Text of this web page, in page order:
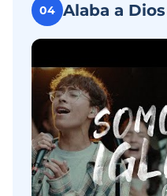
04 Alaba a Dios